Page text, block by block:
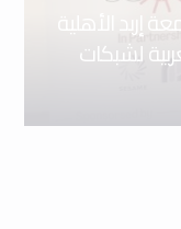
الأهلية
العربية لشبكات